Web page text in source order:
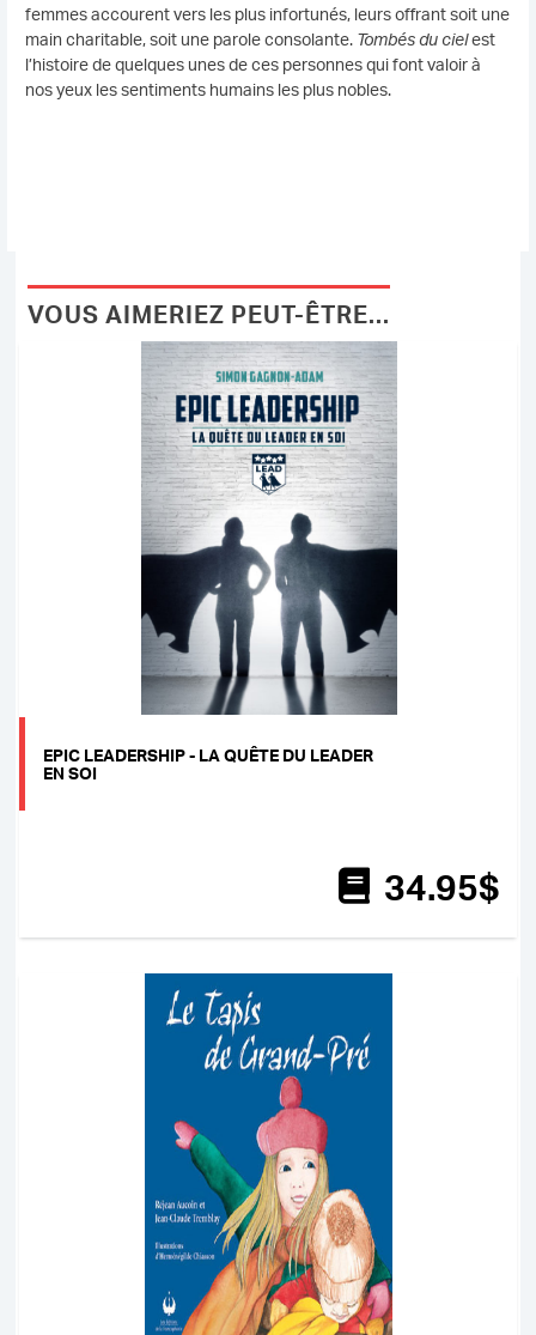
femmes accourent vers les plus infortunés, leurs offrant soit une
main charitable, soit une parole consolante. Tombés du cielest
l’histoire de quelques unes de ces personnes qui font valoir à
nos yeux les sentiments humains les plus nobles.
VOUS AIMERIEZ PEUT-ÊTRE...
EPIC LEADERSHIP - LA QUÊTE DU LEADER
EN SOI
34.95$